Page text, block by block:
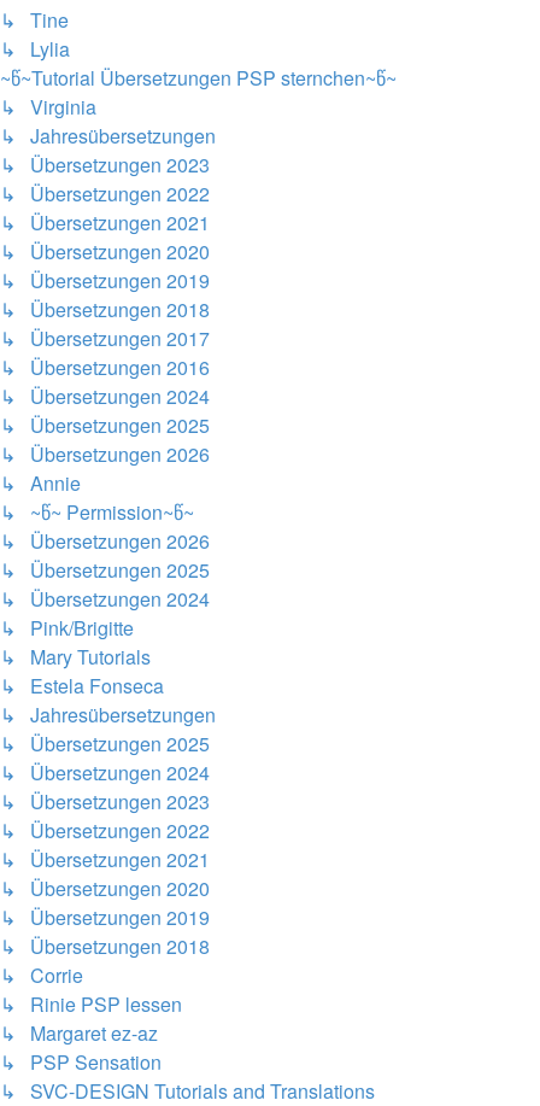
↳ Tine
↳ Lylia
~წ~Tutorial Übersetzungen PSP sternchen~წ~
↳ Virginia
↳ Jahresübersetzungen
↳ Übersetzungen 2023
↳ Übersetzungen 2022
↳ Übersetzungen 2021
↳ Übersetzungen 2020
↳ Übersetzungen 2019
↳ Übersetzungen 2018
↳ Übersetzungen 2017
↳ Übersetzungen 2016
↳ Übersetzungen 2024
↳ Übersetzungen 2025
↳ Übersetzungen 2026
↳ Annie
↳ ~წ~ Permission~წ~
↳ Übersetzungen 2026
↳ Übersetzungen 2025
↳ Übersetzungen 2024
↳ Pink/Brigitte
↳ Mary Tutorials
↳ Estela Fonseca
↳ Jahresübersetzungen
↳ Übersetzungen 2025
↳ Übersetzungen 2024
↳ Übersetzungen 2023
↳ Übersetzungen 2022
↳ Übersetzungen 2021
↳ Übersetzungen 2020
↳ Übersetzungen 2019
↳ Übersetzungen 2018
↳ Corrie
↳ Rinie PSP lessen
↳ Margaret ez-az
↳ PSP Sensation
↳ SVC-DESIGN Tutorials and Translations